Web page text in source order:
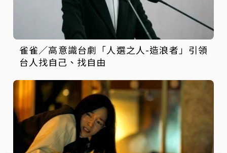
雀雀／高意識台劇「人選之人-造浪者」引領
台人找自己、找自由